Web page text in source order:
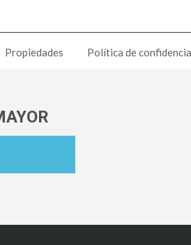
Propiedades Política de